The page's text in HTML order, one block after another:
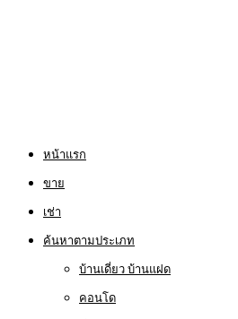
หน้าแรก
ขาย
เช่า
ค้นหาตามประเภท
บ้านเดี่ยว บ้านแฝด
คอนโด